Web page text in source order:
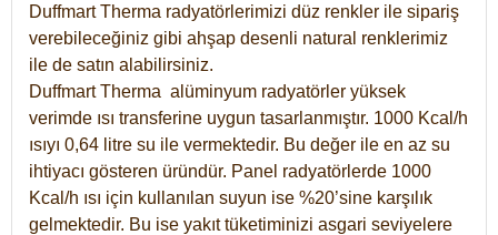
Duffmart Therma radyatörlerimizi düz renkler ile sipariş
verebileceğiniz gibi ahşap desenli natural renklerimiz
ile de satın alabilirsiniz.
Duffmart Therma alüminyum radyatörler yüksek
verimde ısı transferine uygun tasarlanmıştır. 1000 Kcal/h
ısıyı 0,64 litre su ile vermektedir. Bu değer ile en az su
ihtiyacı gösteren üründür. Panel radyatörlerde 1000
Kcal/h ısı için kullanılan suyun ise %20’sine karşılık
gelmektedir. Bu ise yakıt tüketiminizi asgari seviyelere